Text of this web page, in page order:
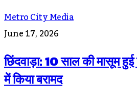
Metro City Media
June 17, 2026
छिंदवाड़ा: 10 साल की मासूम
में किया बरामद